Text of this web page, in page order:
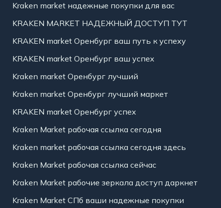
Kraken market надежные покупки для вас
KRAKEN MARKET НАДЕЖНЫЙ ДОСТУП ТУТ
KRAKEN market Оренбург ваш путь к успеху
KRAKEN market Оренбург ваш успех
Kraken market Оренбург лучший
Kraken market Оренбург лучший маркет
KRAKEN market Оренбург успех
Kraken Market рабочая ссылка сегодня
Kraken market рабочая ссылка сегодня здесь
Kraken Market рабочая ссылка сейчас
Kraken Market рабочие зеркала доступ даркнет
Kraken Market СПб ваши надежные покупки